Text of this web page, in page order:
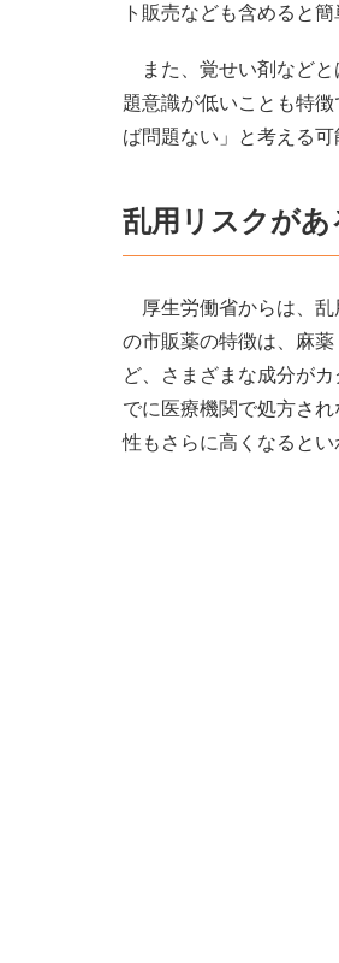
ト販売なども含めると
また、覚せい剤などと
題意識が低いことも特
ば問題ない」と考える
乱用リスクが
厚生労働省からは、乱
の市販薬の特徴は、麻
ど、さまざまな成分が
でに医療機関で処方さ
性もさらに高くなるとい